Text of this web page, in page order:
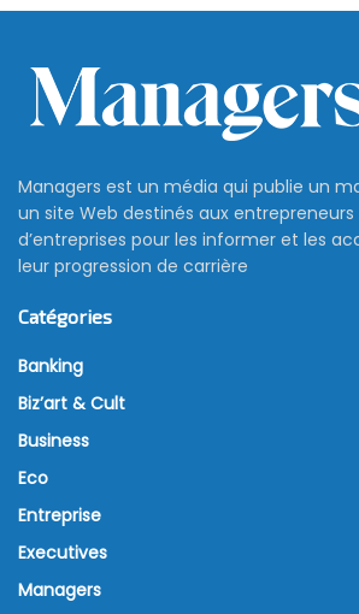
Managers est un média qui publie un
un site Web destinés aux
d’entreprises pour les informer et les
leur progression de carrière
Catégories
Banking
Biz’art & Cult
Business
Eco
Entreprise
Executives
Managers